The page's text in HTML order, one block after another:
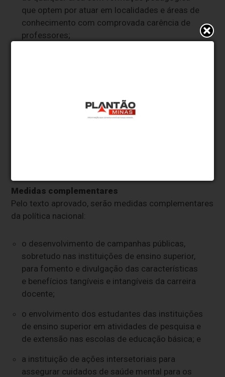
que optem por atuar em localidades e áreas de
conhecimento com comprovada carência de
professores;
educação básica pública; e
Medidas complementares
Pelo texto aprovado, serão medidas complementares
da política nacional:
o desenvolvimento de campanhas públicas,
sobretudo nas instituições de ensino superior,
para fomento e divulgação das características
e benefícios tangíveis e intangíveis da carreira
docente;
o envolvimento dos estudantes das instituições
de ensino superior em atividades de pesquisa e
de extensão nas escolas de educação básica; e
a instituição de ações intersetoriais para
assegurar cuidados de saúde mental para os